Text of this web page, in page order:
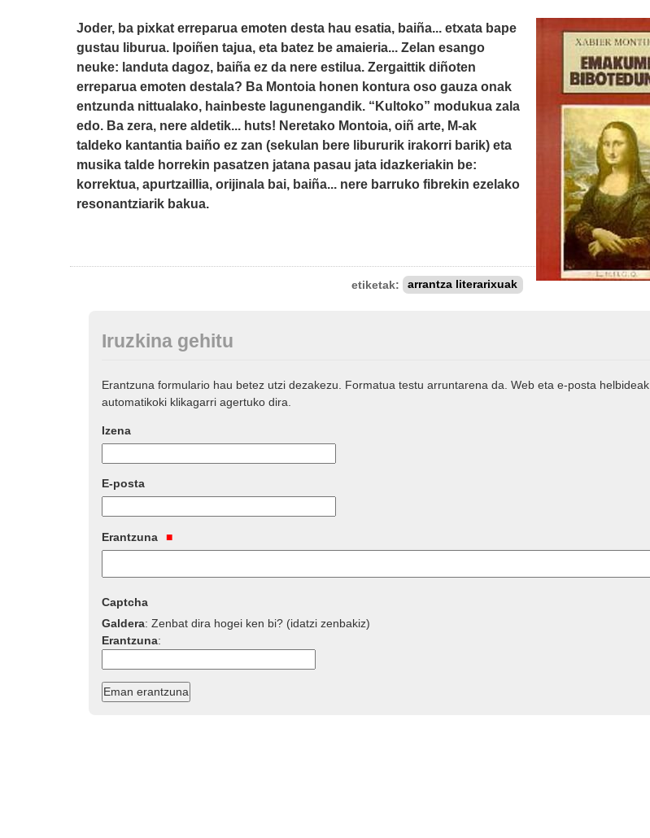
Joder, ba pixkat erreparua emoten desta hau esatia, baiña... etxata bape
gustau liburua. Ipoiñen tajua, eta batez be amaieria... Zelan esango
neuke: landuta dagoz, baiña ez da nere estilua. Zergaittik diñoten
erreparua emoten destala? Ba Montoia honen kontura oso gauza onak
entzunda nittualako, hainbeste lagunengandik. “Kultoko” modukua zala
edo. Ba zera, nere aldetik... huts! Neretako Montoia, oiñ arte, M-ak
taldeko kantantia baiño ez zan (sekulan bere libururik irakorri barik) eta
musika talde horrekin pasatzen jatana pasau jata idazkeriakin be:
korrektua, apurtzaillia, orijinala bai, baiña... nere barruko fibrekin ezelako
resonantziarik bakua.
etiketak: arrantza literarixuak
Iruzkina gehitu
Erantzuna formulario hau betez utzi dezakezu. Formatua testu arruntarena da. Web eta e-posta helbideak
automatikoki klikagarri agertuko dira.
Izena
E-posta
Erantzuna
Captcha
Galdera:Zenbat dira hogei ken bi? (idatzi zenbakiz)
Erantzuna: